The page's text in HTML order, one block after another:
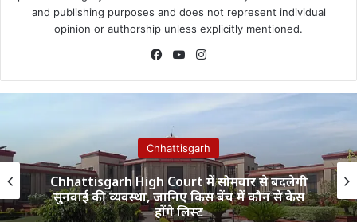
and publishing purposes and does not represent individual
opinion or authorship unless explicitly mentioned.
FacebookYouTube
Chhattisgarh
Chhattisgarh High Court में सोमवार से बदलेगी
सुनवाई की व्यवस्था, जानिए किस बेंच में कौन से केस
होंगे लिस्ट